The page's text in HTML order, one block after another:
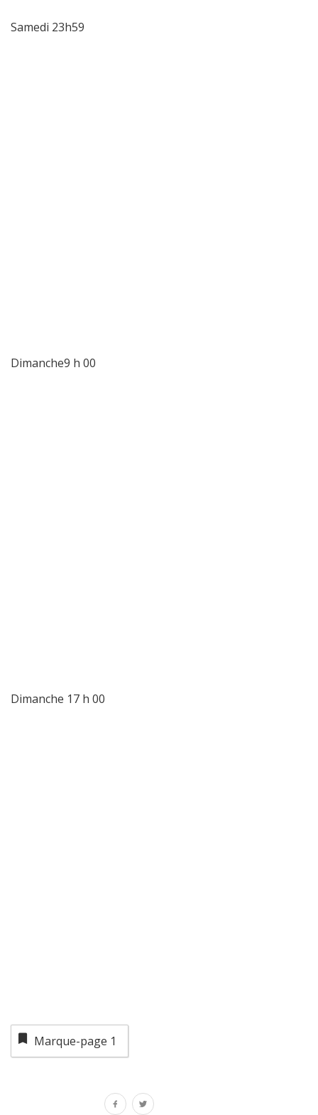
Samedi 23h59
Dimanche9 h 00
Dimanche 17 h 00
Marque-page 1